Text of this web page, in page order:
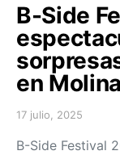
B-Side
en
Posted on
17 julio, 2025
B-Side Festival